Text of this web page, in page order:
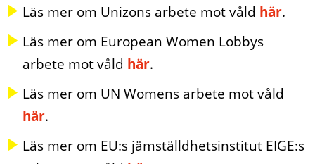
Läs mer om Unizons arbete mot våld här.
Läs mer om European Women Lobbys
arbete mot våld här.
Läs mer om UN Womens arbete mot våld
här.
Läs mer om EU:s jämställdhetsinstitut EIGE:s